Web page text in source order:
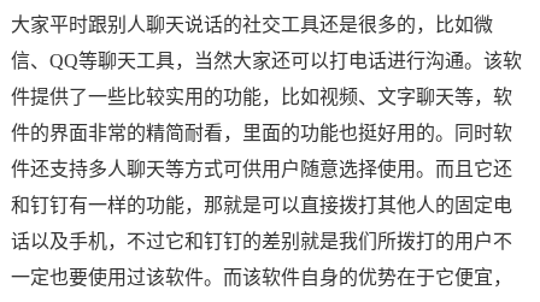
大家平时跟别人聊天说话的社交工具还是很多的，比如微
信、QQ等聊天工具，当然大家还可以打电话进行沟通。该软
件提供了一些比较实用的功能，比如视频、文字聊天等，软
件的界面非常的精简耐看，里面的功能也挺好用的。同时软
件还支持多人聊天等方式可供用户随意选择使用。而且它还
和钉钉有一样的功能，那就是可以直接拨打其他人的固定电
话以及手机，不过它和钉钉的差别就是我们所拨打的用户不
一定也要使用过该软件。而该软件自身的优势在于它便宜，